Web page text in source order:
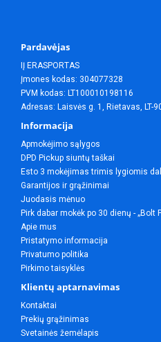
Pardavėjas
IĮ ERASPORTAS
Įmones kodas: 304077328
PVM kodas: LT100010198116
Adresas: Laisvės g. 1, Rietavas, LT-
Informacija
Apmokėjimo sąlygos
DPD Pickup siuntų taškai
Esto 3 mokėjimas trimis lygiomis
Garantijos ir grąžinimai
Juodasis mėnuo
Pirk dabar mokėk po 30 dienų - „Bolt
Apie mus
Pristatymo informacija
Privatumo politika
Pirkimo taisyklės
Klientų aptarnavimas
Kontaktai
Prekių grąžinimas
Svetainės žemėlapis